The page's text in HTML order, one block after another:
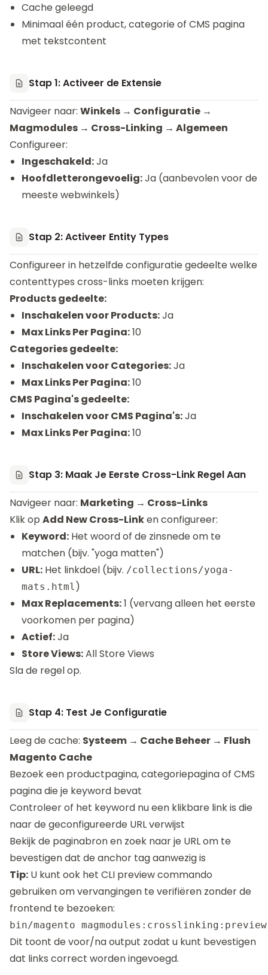
Cache geleegd
Minimaal één product, categorie of CMS pagina
met tekstcontent
Stap 1: Activeer de Extensie
Navigeer naar: Winkels → Configuratie →
Magmodules → Cross-Linking → Algemeen
Configureer:
Ingeschakeld:Ja
Hoofdletterongevoelig:Ja (aanbevolen voor de
meeste webwinkels)
Stap 2: Activeer Entity Types
Configureer in hetzelfde configuratie gedeelte welke
contenttypes cross-links moeten krijgen:
Products gedeelte:
Inschakelen voor Products:Ja
Max Links Per Pagina:10
Categories gedeelte:
Inschakelen voor Categories:Ja
Max Links Per Pagina:10
CMS Pagina's gedeelte:
Inschakelen voor CMS Pagina's:Ja
Max Links Per Pagina:10
Stap 3: Maak Je Eerste Cross-Link Regel Aan
Navigeer naar: Marketing → Cross-Links
Klik op Add New Cross-Linken configureer:
Keyword: Het woord of de zinsnede om te
matchen (bijv. "yoga matten")
URL: Het linkdoel (bijv. /collections/yoga-
mats.html )
Max Replacements:1 (vervang alleen het eerste
voorkomen per pagina)
Actief:Ja
Store Views:All Store Views
Sla de regel op.
Stap 4: Test Je Configuratie
Leeg de cache: Systeem → Cache Beheer → Flush
Magento Cache
Bezoek een productpagina, categoriepagina of CMS
pagina die je keyword bevat
Controleer of het keyword nu een klikbare link is die
naar de geconfigureerde URL verwijst
Bekijk de paginabron en zoek naar je URL om te
bevestigen dat de anchor tag aanwezig is
Tip: U kunt ook het CLI preview commando
gebruiken om vervangingen te verifiëren zonder de
frontend te bezoeken:
Dit toont de voor/na output zodat u kunt bevestigen
dat links correct worden ingevoegd.